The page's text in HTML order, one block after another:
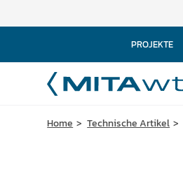
PROJEKTE
Home Technische Artikel